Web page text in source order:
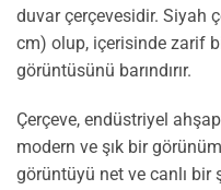
duvar çerçevesidir. Siyah
cm) olup, içerisinde zarif
görüntüsünü barındırır.
Çerçeve, endüstriyel
modern ve şık bir
görüntüyü net ve canlı bir